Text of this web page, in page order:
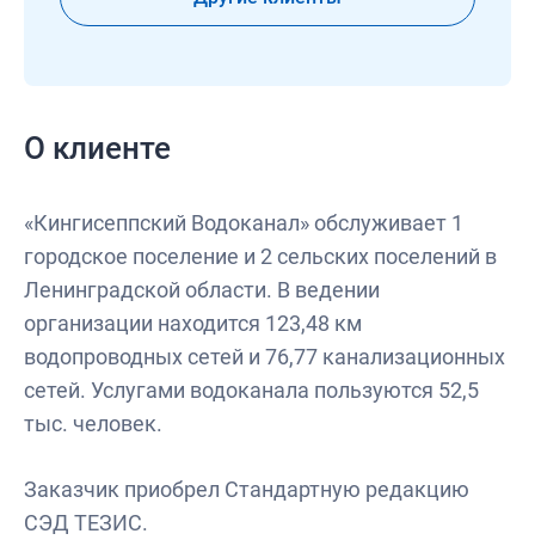
О клиенте
«Кингисеппский Водоканал» обслуживает 1
городское поселение и 2 сельских поселений в
Ленинградской области. В ведении
организации находится 123,48 км
водопроводных сетей и 76,77 канализационных
сетей. Услугами водоканала пользуются 52,5
тыс. человек.
Заказчик приобрел Стандартную редакцию
СЭД ТЕЗИС.